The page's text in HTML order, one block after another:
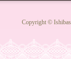
Copyright ©